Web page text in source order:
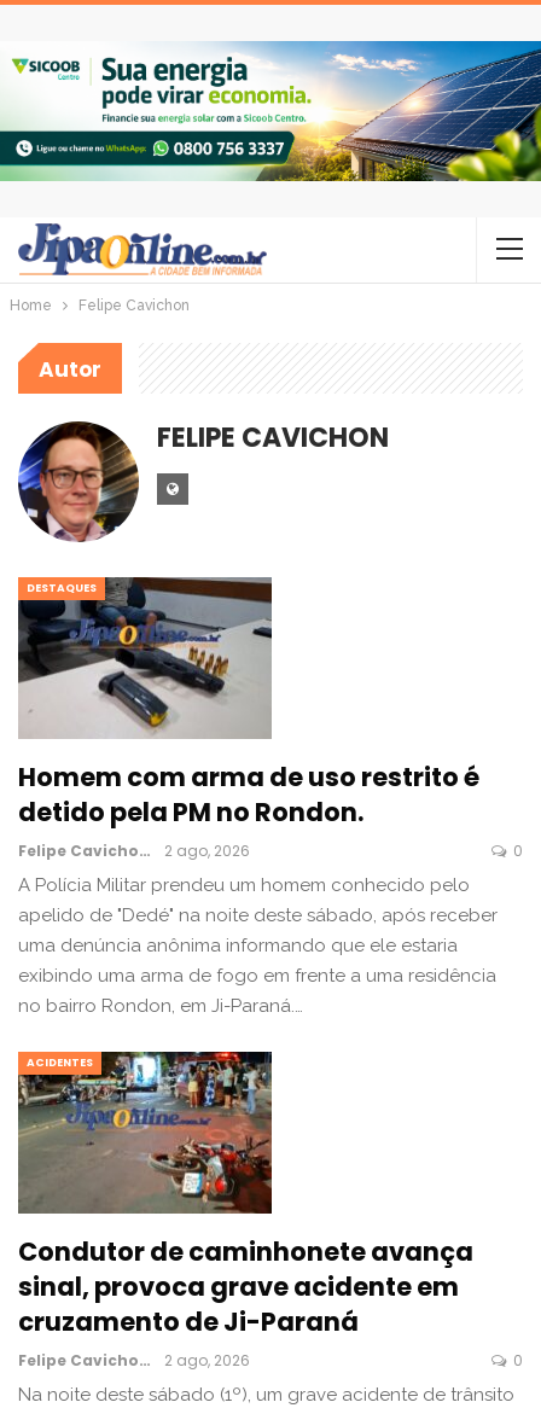
Home Felipe Cavichon
Autor
FELIPE CAVICHON
DESTAQUES
Homem com arma de uso restrito é
detido pela PM no Rondon.
Felipe Cavichon 2 ago, 2026 0
A Polícia Militar prendeu um homem conhecido pelo
apelido de "Dedé" na noite deste sábado, após receber
uma denúncia anônima informando que ele estaria
exibindo uma arma de fogo em frente a uma residência
no bairro Rondon, em Ji-Paraná.…
ACIDENTES
Condutor de caminhonete avança
sinal, provoca grave acidente em
cruzamento de Ji-Paraná
Felipe Cavichon 2 ago, 2026 0
Na noite deste sábado (1º), um grave acidente de trânsito